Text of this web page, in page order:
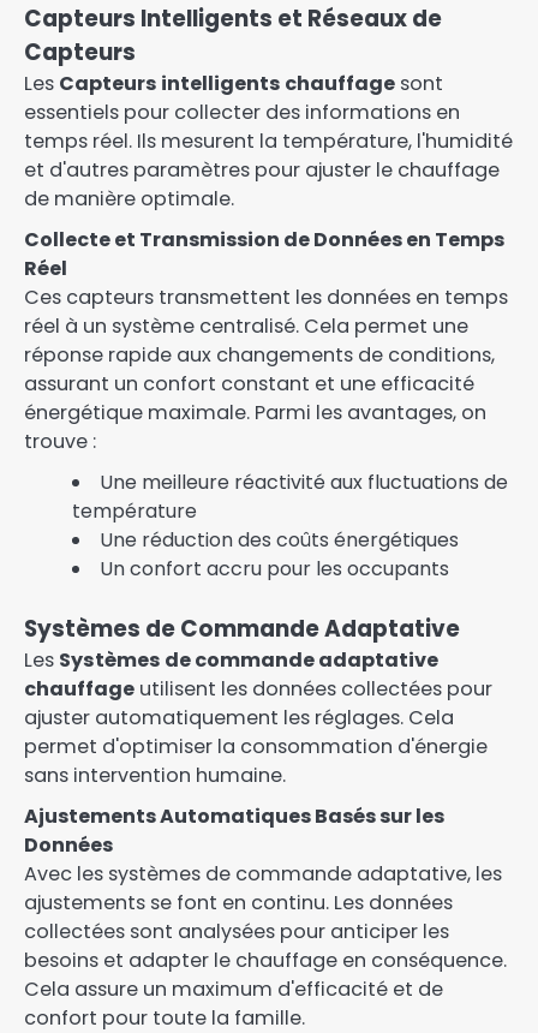
Capteurs Intelligents et Réseaux de
Capteurs
Les Capteurs intelligents chauffage sont
essentiels pour collecter des informations en
temps réel. Ils mesurent la température, l'humidité
et d'autres paramètres pour ajuster le chauffage
de manière optimale.
Collecte et Transmission de Données en Temps
Réel
Ces capteurs transmettent les données en temps
réel à un système centralisé. Cela permet une
réponse rapide aux changements de conditions,
assurant un confort constant et une efficacité
énergétique maximale. Parmi les avantages, on
trouve :
Une meilleure réactivité aux fluctuations de
température
Une réduction des coûts énergétiques
Un confort accru pour les occupants
Systèmes de Commande Adaptative
Les Systèmes de commande adaptative
chauffage utilisent les données collectées pour
ajuster automatiquement les réglages. Cela
permet d'optimiser la consommation d'énergie
sans intervention humaine.
Ajustements Automatiques Basés sur les
Données
Avec les systèmes de commande adaptative, les
ajustements se font en continu. Les données
collectées sont analysées pour anticiper les
besoins et adapter le chauffage en conséquence.
Cela assure un maximum d'efficacité et de
confort pour toute la famille.